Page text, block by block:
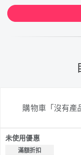
購物車「沒有產
未使用優惠
滿額折扣